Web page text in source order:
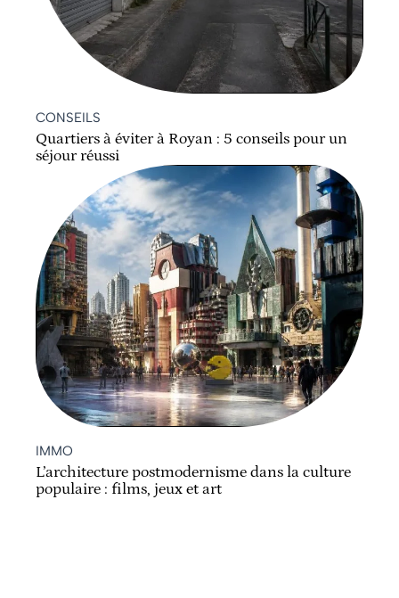
CONSEILS
Quartiers à éviter à Royan : 5 conseils pour un
séjour réussi
IMMO
L’architecture postmodernisme dans la culture
populaire : films, jeux et art